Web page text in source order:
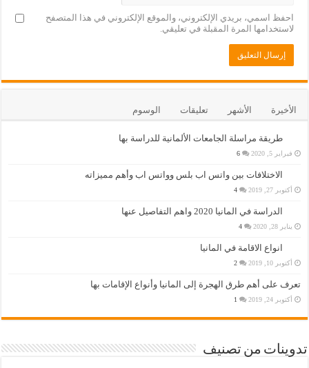
احفظ اسمي، بريدي الإلكتروني، والموقع الإلكتروني في هذا المتصفح
لاستخدامها المرة المقبلة في تعليقي.
الأخيرة الأشهر تعليقات الوسوم
طريقة مراسلة الجامعات الألمانية للدراسة بها
فبراير 5, 2020 6
الاختلافات بين واتس اب بلس وواتس اب وأهم مميزاته
أكتوبر 27, 2019 4
الدراسة في المانيا 2020 واهم التفاصيل عنها
يناير 28, 2020 4
انواع الاقامة في المانيا
أكتوبر 10, 2019 2
تعرف على أهم طرق الهجرة إلى المانيا وأنواع الإقامات بها
أكتوبر 24, 2019 1
تدوينات من تصنيف